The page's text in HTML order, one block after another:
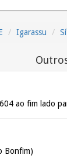
Igarassu
ao fim lado
Bonfim)